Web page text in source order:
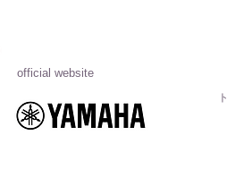
official website